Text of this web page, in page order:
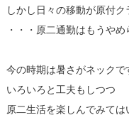
しかし日々の移動が原付ク
・・・原二通勤はもうや
今の時期は暑さがネックで
いろいろと工夫もしつつ
原二生活を楽しんでみて